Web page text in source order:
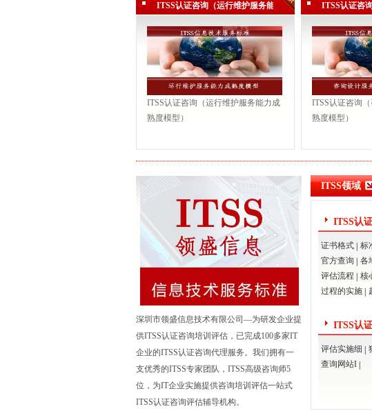
祝贺正能信息顺利通过ITSS认证三级（运行维护模
祝贺汇源衡润顺利通过ITSS认证三级（运行维护模
热烈祝贺富晋天维顺利通过ITSS认证三级（运行维
热烈祝贺深圳中兴飞贷金融科技有限公司顺利通过
三级...
祝贺广宁实业顺利通过ITSS认证三级（运行维护模
祝贺一路信息顺利通过ITSS认证三级（运行维护模型
ITSS认证咨询（运行维护服务能力成
ITSS认证咨询（运行维护服务能力成
熟度模型）
ITSS认证咨
ITSS认证咨询
熟度模型）
深圳市领盛信息技术有限公司—为研发企业提
供ITSS认证咨询培训评估，已完成100多家IT
企业的ITSS认证咨询代理服务。我们拥有一
支优秀的ITSS专家团队，ITSS高级咨询师5
位，为IT企业实施提供咨询培训评估一站式
ITSS认证咨询评估辅导机构。
ITSS领域
ITSS认
证书格式 标
官方查询
各
评估流程
核
过程的实施
ITSS认
评估实施细
查询网站I